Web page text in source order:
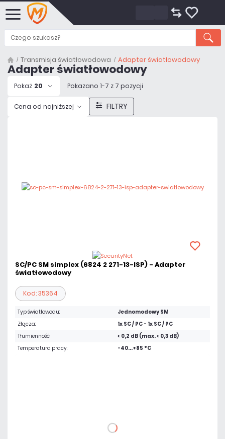
Transmisja światłowodowa Adapter światłowodowy
Adapter światłowodowy
Pokaż 20 Pokazano 1-7 z 7 pozycji
Cena od najniższej FILTRY
SC/PC SM simplex (6824 2 271-13-ISP) - Adapter
światłowodowy
Kod: 35364
Typ światłowodu:
Jednomodowy SM
Złącza:
1x SC / PC - 1x SC / PC
Tłumienność:
< 0,2 dB (max. < 0,3 dB)
Temperatura pracy:
-40...+85 °C
DO KOSZYKA